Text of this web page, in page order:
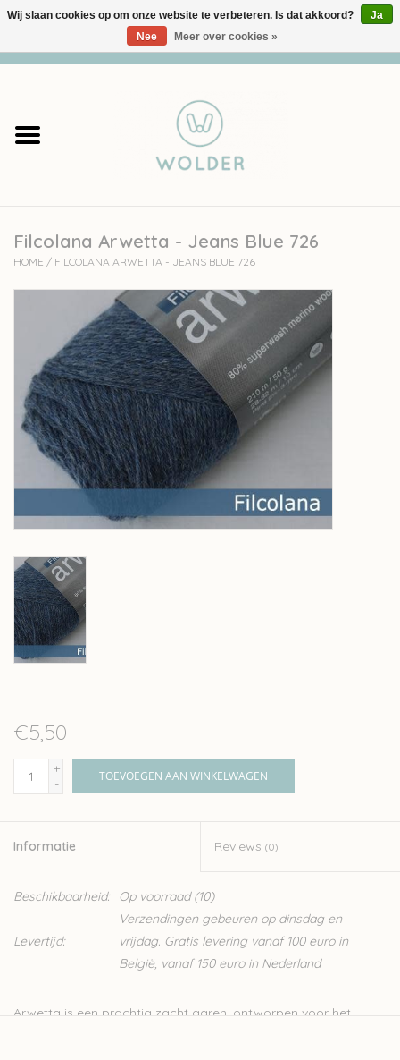
Garens
Accessoires
workshops
Cadeaubon
Solden
Over wolder
Filcolana Arwetta - Jeans Blue 726
HOME / FILCOLANA ARWETTA - JEANS BLUE 726
€5,50
+
-
TOEVOEGEN AAN WINKELWAGEN
Informatie Reviews (0)
Beschikbaarheid: Op voorraad(10)
Levertijd:
Verzendingen gebeuren op dinsdag en
vrijdag. Gratis levering vanaf 100 euro in
België, vanaf 150 euro in Nederland
Arwetta is een prachtig zacht garen, ontworpen voor het
Wij slaan cookies op om onze website te verbeteren. Is dat akkoord?
Ja
Nee
Meer over cookies »